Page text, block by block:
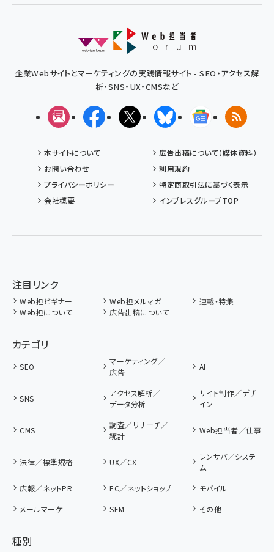
企業Webサイトとマーケティングの実践情報サイト - SEO・アクセス解
析・SNS・UX・CMSなど
メルマガFacebookX(エックス)BlueskyGoogleニュ
RSS
本サイトについて
広告出稿について（媒体資料）
お問い合わせ
利用規約
プライバシーポリシー
特定商取引法に基づく表示
会社概要
インプレスグループTOP
注目リンク
Web担ビギナー Web担メルマガ
連載・特集
Web担について
広告出稿について
カテゴリ
SEO
マーケティング／
広告
AI
SNS
アクセス解析／
データ分析
サイト制作／デザ
イン
CMS
調査／リサーチ／
統計
Web担当者／仕事
法律／標準規格 UX／CX
レンサバ／システ
ム
広報／ネットPR
EC／ネットショップ
モバイル
メールマーケ
SEM その他
種別